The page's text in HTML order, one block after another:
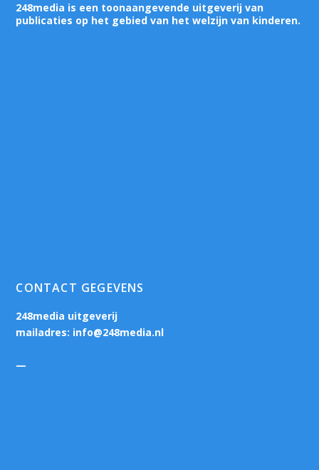
248media is een toonaangevende uitgeverij van
publicaties op het gebied van het welzijn van kinderen.
CONTACT GEGEVENS
248media uitgeverij
mailadres: info@248media.nl
—